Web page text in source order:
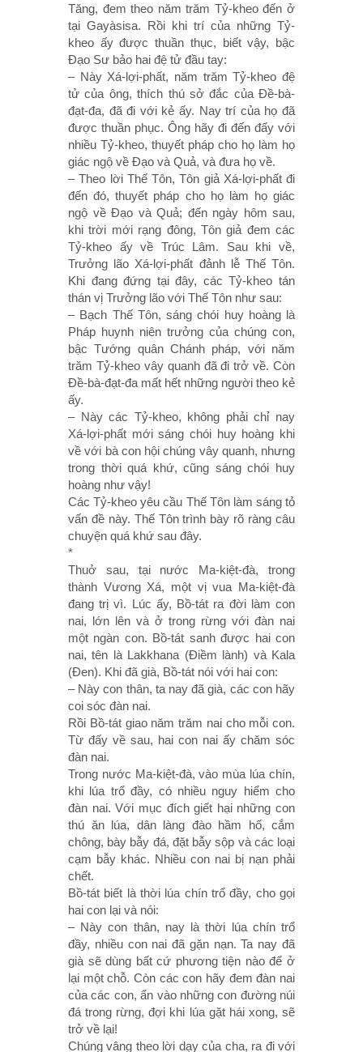
Tăng, đem theo năm trăm Tỷ-kheo đến ở
tại Gayàsisa. Rồi khi trí của những Tỷ-
kheo ấy được thuần thục, biết vậy, bậc
Ðạo Sư bảo hai đệ tử đầu tay:
– Này Xá-lợi-phất, năm trăm Tỷ-kheo đệ
tử của ông, thích thú sở đắc của Ðề-bà-
đạt-đa, đã đi với kẻ ấy. Nay trí của họ đã
được thuần phục. Ông hãy đi đến đấy với
nhiều Tỷ-kheo, thuyết pháp cho họ làm họ
giác ngộ về Ðạo và Quả, và đưa họ về.
– Theo lời Thế Tôn, Tôn giả Xá-lợi-phất đi
đến đó, thuyết pháp cho họ làm họ giác
ngộ về Ðạo và Quả; đến ngày hôm sau,
khi trời mới rạng đông, Tôn giả đem các
Tỷ-kheo ấy về Trúc Lâm. Sau khi về,
Trưởng lão Xá-lợi-phất đảnh lễ Thế Tôn.
Khi đang đứng tại đây, các Tỷ-kheo tán
thán vị Trưởng lão với Thế Tôn như sau:
– Bạch Thế Tôn, sáng chói huy hoàng là
Pháp huynh niên trưởng của chúng con,
bậc Tướng quân Chánh pháp, với năm
trăm Tỷ-kheo vây quanh đã đi trở về. Còn
Ðề-bà-đạt-đa mất hết những người theo kẻ
ấy.
– Này các Tỷ-kheo, không phải chỉ nay
Xá-lợi-phất mới sáng chói huy hoàng khi
về với bà con hội chúng vây quanh, nhưng
trong thời quá khứ, cũng sáng chói huy
hoàng như vậy!
Các Tỷ-kheo yêu cầu Thế Tôn làm sáng tỏ
vấn đề này. Thế Tôn trình bày rõ ràng câu
chuyện quá khứ sau đây.
*
Thuở sau, tại nước Ma-kiệt-đà, trong
thành Vương Xá, một vị vua Ma-kiệt-đà
đang trị vì. Lúc ấy, Bồ-tát ra đời làm con
nai, lớn lên và ở trong rừng với đàn nai
một ngàn con. Bồ-tát sanh được hai con
nai, tên là Lakkhana (Ðiềm lành) và Kala
(Ðen). Khi đã già, Bồ-tát nói với hai con:
– Này con thân, ta nay đã già, các con hãy
coi sóc đàn nai.
Rồi Bồ-tát giao năm trăm nai cho mỗi con.
Từ đấy về sau, hai con nai ấy chăm sóc
đàn nai.
Trong nước Ma-kiệt-đà, vào mùa lúa chín,
khi lúa trổ đầy, có nhiều nguy hiểm cho
đàn nai. Với mục đích giết hại những con
thú ăn lúa, dân làng đào hầm hố, cắm
chông, bày bẫy đá, đặt bẫy sộp và các loại
cạm bẫy khác. Nhiều con nai bị nạn phải
chết.
Bồ-tát biết là thời lúa chín trổ đầy, cho gọi
hai con lại và nói:
– Này con thân, nay là thời lúa chín trổ
đầy, nhiều con nai đã gặn nạn. Ta nay đã
già sẽ dùng bất cứ phương tiện nào để ở
lại một chỗ. Còn các con hãy đem đàn nai
của các con, ẩn vào những con đường núi
đá trong rừng, đợi khi lúa gặt hái xong, sẽ
trở về lại!
Chúng vâng theo lời dạy của cha, ra đi với